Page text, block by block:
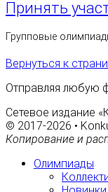
Принять
Групповые
Вернуться к
Отправляя любую
Сетевое издание
© 2017-2026 •
Копирование и
Олимпиады